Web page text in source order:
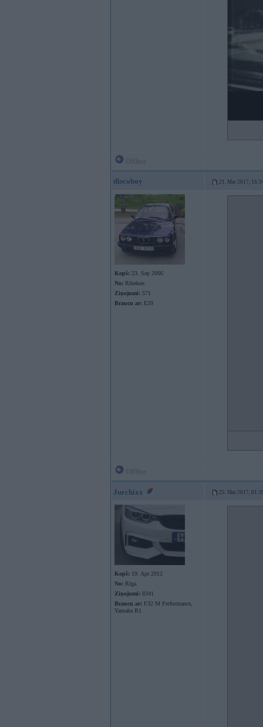
discoboy 21. Mar 2017,
Kopš: 23. Sep 2006
No: Rēzekne
Ziņojumi: 571
Braucu ar: E39
Jurchixx 25. Mar 2017,
Kopš: 19. Apr 2012
No: Rīga
Ziņojumi: 8341
Braucu ar: F32 M Performance,
Yamaha R1